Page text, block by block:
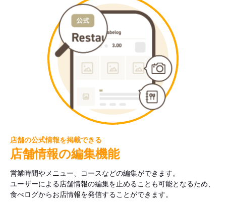
店舗の公式情報を掲載できる
店舗情報の編集機能
営業時間やメニュー、コースなどの編集ができます。
ユーザーによる店舗情報の編集を止めることも可能となるため、
食べログからお店情報を発信することができます。